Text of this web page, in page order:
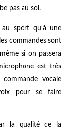
pas au sol.
au sport qu'à une
commandes sont
si on passera
est très
vocale
pour se faire
la qualité de la